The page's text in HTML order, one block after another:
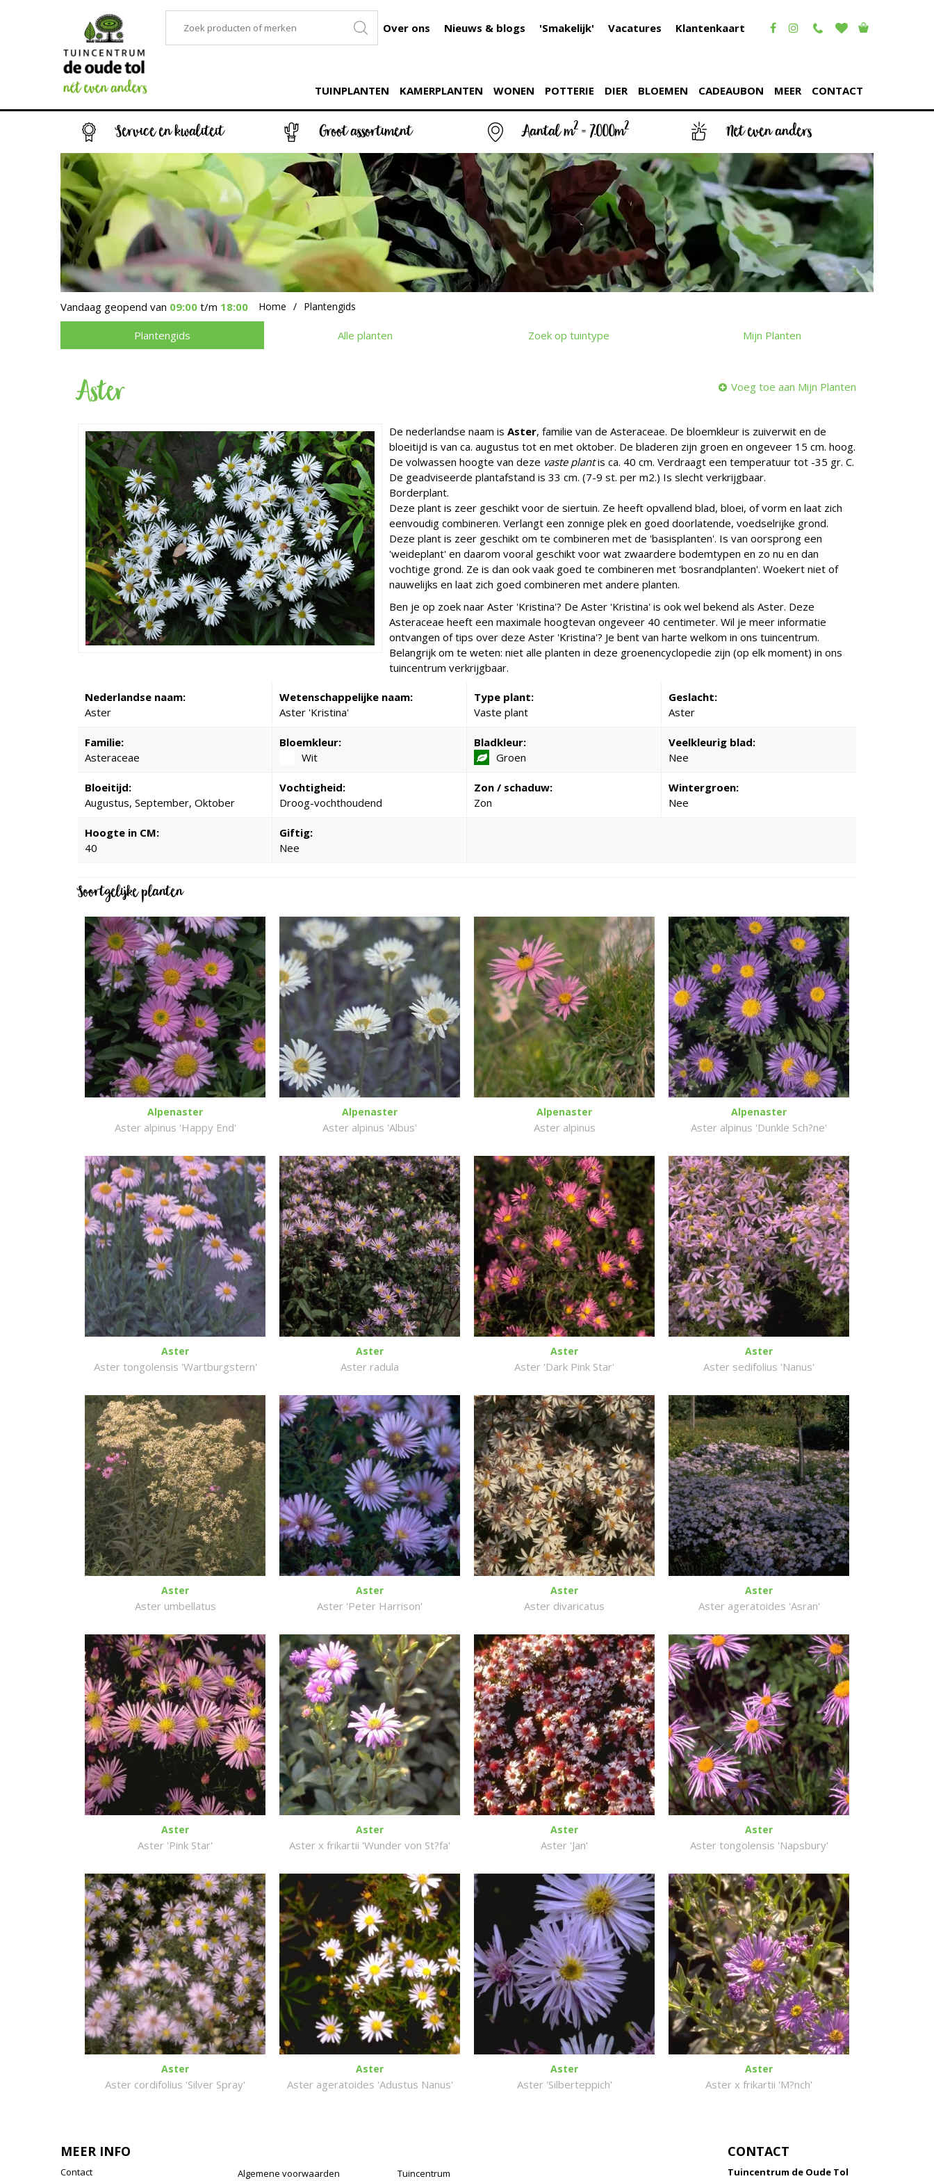
Service en kwaliteit Groot assortiment Aantal m2= 7.000m2 Net even anders
Vandaag geopend van 09:00 t/m 18:00 Home Plantengids
Over ons Nieuws & blogs 'Smakelijk' Vacatures Klantenkaart
TUINPLANTEN KAMERPLANTEN WONEN POTTERIE DIER BLOEMEN CADEAUBON MEER CONTACT
Plantengids Alle planten Zoek op tuintype Mijn Planten
Aster Voeg toe aan Mijn Planten
De nederlandse naam is Aster, familie van de Asteraceae. De bloemkleur is zuiverwit en de
bloeitijd is van ca. augustus tot en met oktober. De bladeren zijn groen en ongeveer 15 cm. hoog.
De volwassen hoogte van deze vaste plantis ca. 40 cm. Verdraagt een temperatuur tot -35 gr. C.
De geadviseerde plantafstand is 33 cm. (7-9 st. per m2.) Is slecht verkrijgbaar.
Borderplant.
Deze plant is zeer geschikt voor de siertuin. Ze heeft opvallend blad, bloei, of vorm en laat zich
eenvoudig combineren. Verlangt een zonnige plek en goed doorlatende, voedselrijke grond.
Deze plant is zeer geschikt om te combineren met de 'basisplanten'. Is van oorsprong een
'weideplant' en daarom vooral geschikt voor wat zwaardere bodemtypen en zo nu en dan
vochtige grond. Ze is dan ook vaak goed te combineren met 'bosrandplanten'. Woekert niet of
nauwelijks en laat zich goed combineren met andere planten.
Ben je op zoek naar Aster 'Kristina'? De Aster 'Kristina' is ook wel bekend als Aster. Deze
Asteraceae heeft een maximale hoogtevan ongeveer 40 centimeter. Wil je meer informatie
ontvangen of tips over deze Aster 'Kristina'? Je bent van harte welkom in ons tuincentrum.
Belangrijk om te weten: niet alle planten in deze groenencyclopedie zijn (op elk moment) in ons
tuincentrum verkrijgbaar.
Nederlandse naam:
Aster
Wetenschappelijke naam:
Aster 'Kristina'
Type plant:
Vaste plant
Geslacht:
Aster
Familie:
Asteraceae
Bloemkleur:
Wit
Bladkleur:
Groen
Veelkleurig blad:
Nee
Bloeitijd:
Augustus, September, Oktober
Vochtigheid:
Droog-vochthoudend
Zon / schaduw:
Zon
Wintergroen:
Nee
Hoogte in CM:
40
Giftig:
Nee
Soortgelijke planten
Alpenaster
Aster alpinus 'Happy End'
Alpenaster
Aster alpinus 'Albus'
Alpenaster
Aster alpinus
Alpenaster
Aster alpinus 'Dunkle Sch?ne'
Aster
Aster tongolensis 'Wartburgstern'
Aster
Aster radula
Aster
Aster 'Dark Pink Star'
Aster
Aster sedifolius 'Nanus'
Aster
Aster umbellatus
Aster
Aster 'Peter Harrison'
Aster
Aster divaricatus
Aster
Aster ageratoides 'Asran'
Aster
Aster 'Pink Star'
Aster
Aster x frikartii 'Wunder von St?fa'
Aster
Aster 'Jan'
Aster
Aster tongolensis 'Napsbury'
Aster
Aster cordifolius 'Silver Spray'
Aster
Aster ageratoides 'Adustus Nanus'
Aster
Aster 'Silberteppich'
Aster
Aster x frikartii 'M?nch'
MEER INFO
Contact
CONTACT
Tuincentrum de Oude Tol
Algemene voorwaarden Tuincentrum